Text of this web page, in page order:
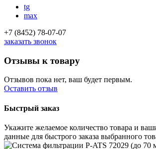
tg
max
+7 (8452) 78-07-07
заказать звонок
Отзывы к товару
Отзывов пока нет, ваш будет первым.
Оставить отзыв
Быстрый заказ
Укажите желаемое количество товара и
данные для быстрого заказа выбранного